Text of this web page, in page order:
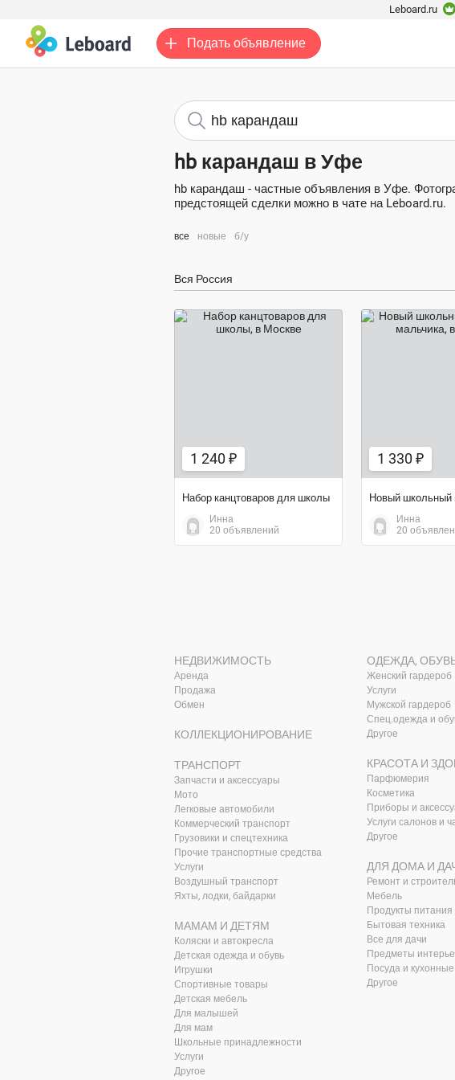
Leboard.ru
Подать объявление
hb карандаш в Уфе
hb карандаш - частные объявления в Уфе.
предстоящей сделки можно в чате на Leboard.ru.
все новые б/у
Вся Россия
1 240 ₽
Набор канцтоваров для школы
Инна
20 объявлений
1 330 ₽
Инна
20
НЕДВИЖИМОСТЬ
Аренда
Продажа
Обмен
КОЛЛЕКЦИОНИРОВАНИЕ
ТРАНСПОРТ
Запчасти и аксессуары
Мото
Легковые автомобили
Коммерческий транспорт
Грузовики и спецтехника
Прочие транспортные средства
Услуги
Воздушный транспорт
Яхты, лодки, байдарки
МАМАМ И ДЕТЯМ
Коляски и автокресла
Детская одежда и обувь
Игрушки
Спортивные товары
Детская мебель
Для малышей
Для мам
Школьные принадлежности
Услуги
Другое
ОДЕЖДА,
Женский гардероб
Услуги
Мужской гардероб
Спец.одежда и
Другое
КРАСОТА И
Парфюмерия
Косметика
Приборы и
Услуги салонов и
Другое
ДЛЯ ДОМА И
Ремонт и
Мебель
Продукты питания
Бытовая техника
Все для дачи
Предметы
Посуда и
Другое